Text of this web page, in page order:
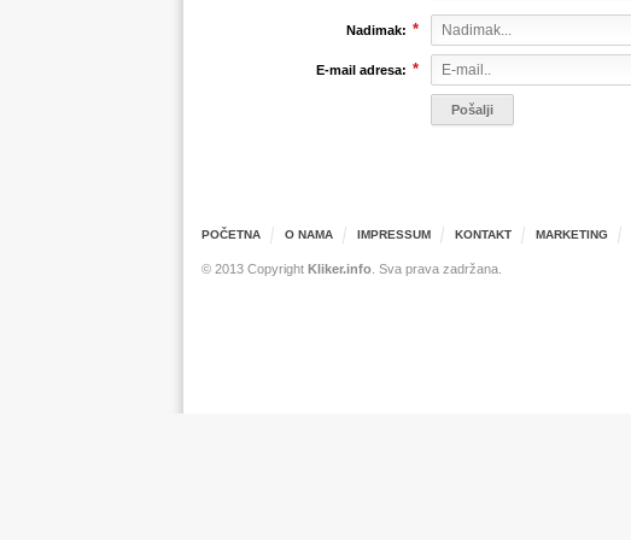
Nadimak: *
E-mail adresa: *
POČETNA O NAMA IMPRESSUM KONTAKT MARKETING
© 2013 Copyright Kliker.info . Sva prava zadržana.